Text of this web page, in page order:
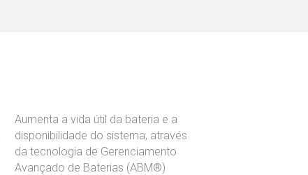
Aumenta a vida útil da bateria e a
disponibilidade do sistema, através
da tecnologia de Gerenciamento
Avançado de Baterias (ABM®)